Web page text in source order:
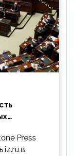
Press
iz.ru в